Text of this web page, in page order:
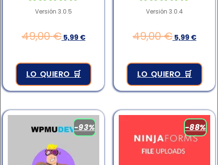
Valorado en
de 5
Versión 3.0.5
49,00€ 5,99 €
LO QUIERO 🛒
Valorado en
de 5
Versión 3.0.4
49,00€ 5,99 €
LO QUIERO 🛒
-93% -88%